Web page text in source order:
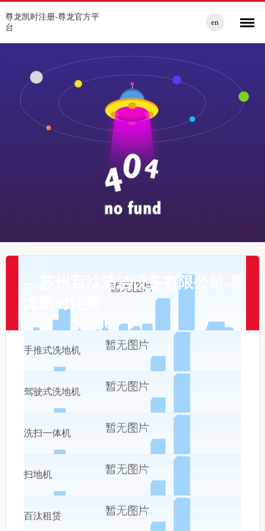
尊龙凯时注册-尊龙官方平
台
en
苏州百汰清洁设备有限公司-尊
手推式洗地机
驾驶式洗地机
洗扫一体机
扫地机
百汰租赁